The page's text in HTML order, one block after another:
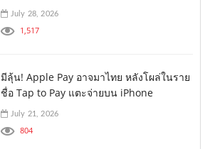
July 28, 2026
1,517
มีลุ้น! Apple Pay อาจมาไทย หลังโผล่ในราย
ชื่อ Tap to Pay แตะจ่ายบน iPhone
July 21, 2026
804